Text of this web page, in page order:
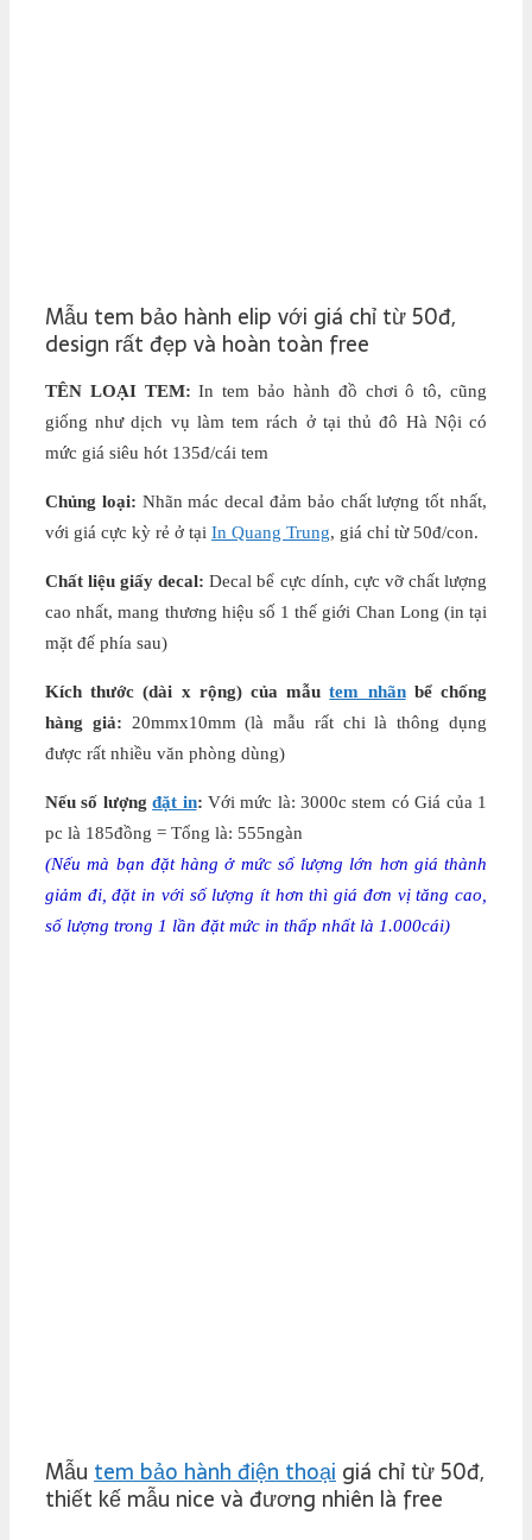
Mẫu tem bảo hành elip với giá chỉ từ 50đ,
design rất đẹp và hoàn toàn free
TÊN LOẠI TEM: In tem bảo hành đồ chơi ô tô, cũng
giống như dịch vụ làm tem rách ở tại thủ đô Hà Nội có
mức giá siêu hót 135đ/cái tem
Chủng loại: Nhãn mác decal đảm bảo chất lượng tốt nhất,
với giá cực kỳ rẻ ở tại In Quang Trung, giá chỉ từ 50đ/con.
Chất liệu giấy decal: Decal bể cực dính, cực vỡ chất lượng
cao nhất, mang thương hiệu số 1 thế giới Chan Long (in tại
mặt đế phía sau)
Kích thước (dài x rộng) của mẫutem nhãnbể chống
hàng giả: 20mmx10mm (là mẫu rất chi là thông dụng
được rất nhiều văn phòng dùng)
Nếu số lượngđặt in: Với mức là: 3000c stem có Giá của 1
pc là 185đồng = Tổng là: 555ngàn
(Nếu mà bạn đặt hàng ở mức số lượng lớn hơn giá thành
giảm đi, đặt in với số lượng ít hơn thì giá đơn vị tăng cao,
số lượng trong 1 lần đặt mức in thấp nhất là 1.000cái)
Mẫu tem bảo hành điện thoại giá chỉ từ 50đ,
thiết kế mẫu nice và đương nhiên là free